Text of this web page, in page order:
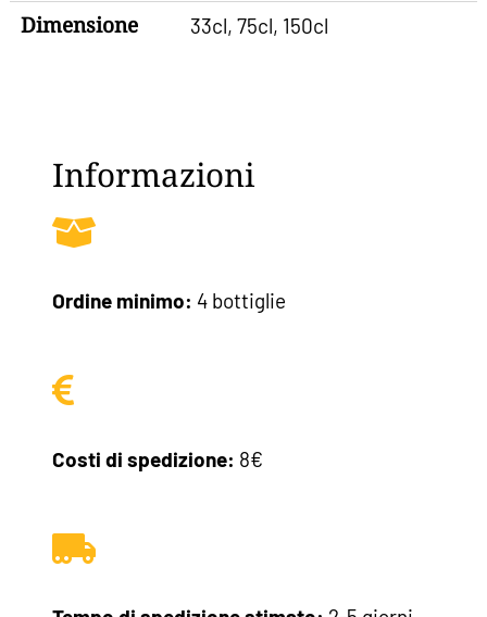
Dimensione 33cl, 75cl, 150cl
Informazioni
Ordine minimo: 4 bottiglie
Costi di spedizione: 8€